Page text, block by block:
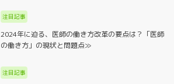
注目記事
2024年に迫る、医師の働き方改革の要点は？「医師
の働き方」の現状と問題点≫
注目記事